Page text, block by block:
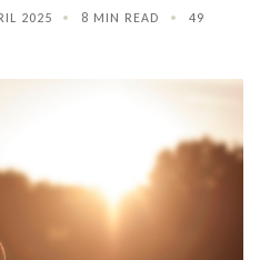
2025 • 8 MIN READ •
49